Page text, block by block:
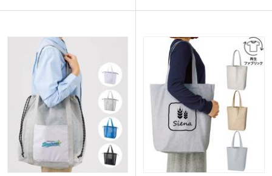
たいスマホを入れるのに便利です。
ョップのオープン記念や美容サロンの周
年記念の品におすすめ。環境に優しいエ
コ商品は、SDGsに取り組む企業のブラ
ンディングにも貢献します。
口を絞れる巾着型バッグは、中身が見え
ップやサロンの記念品制作に人気です。